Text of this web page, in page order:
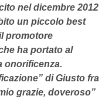
nel dicembre 2012
un piccolo best
promotore
ha portato al
onorificenza.
di Giusto fra
grazie, doveroso”